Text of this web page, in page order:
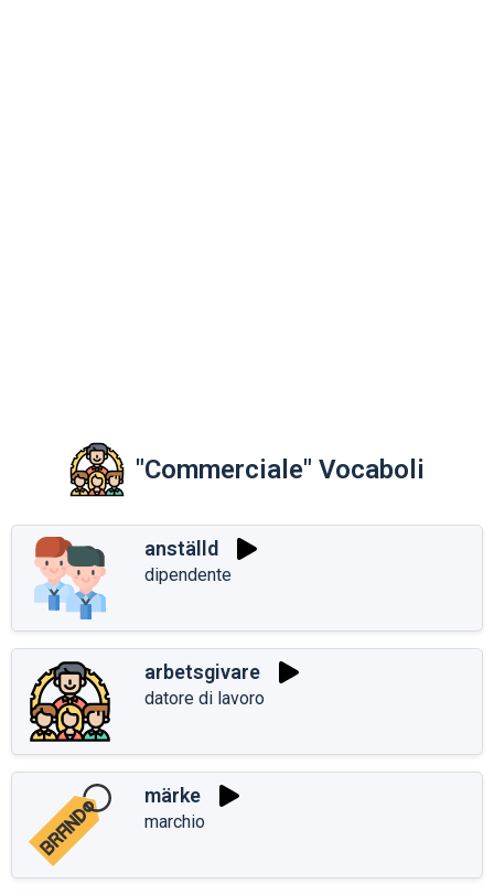
"Commerciale" Vocaboli
anställd
dipendente
arbetsgivare
datore di lavoro
märke
marchio